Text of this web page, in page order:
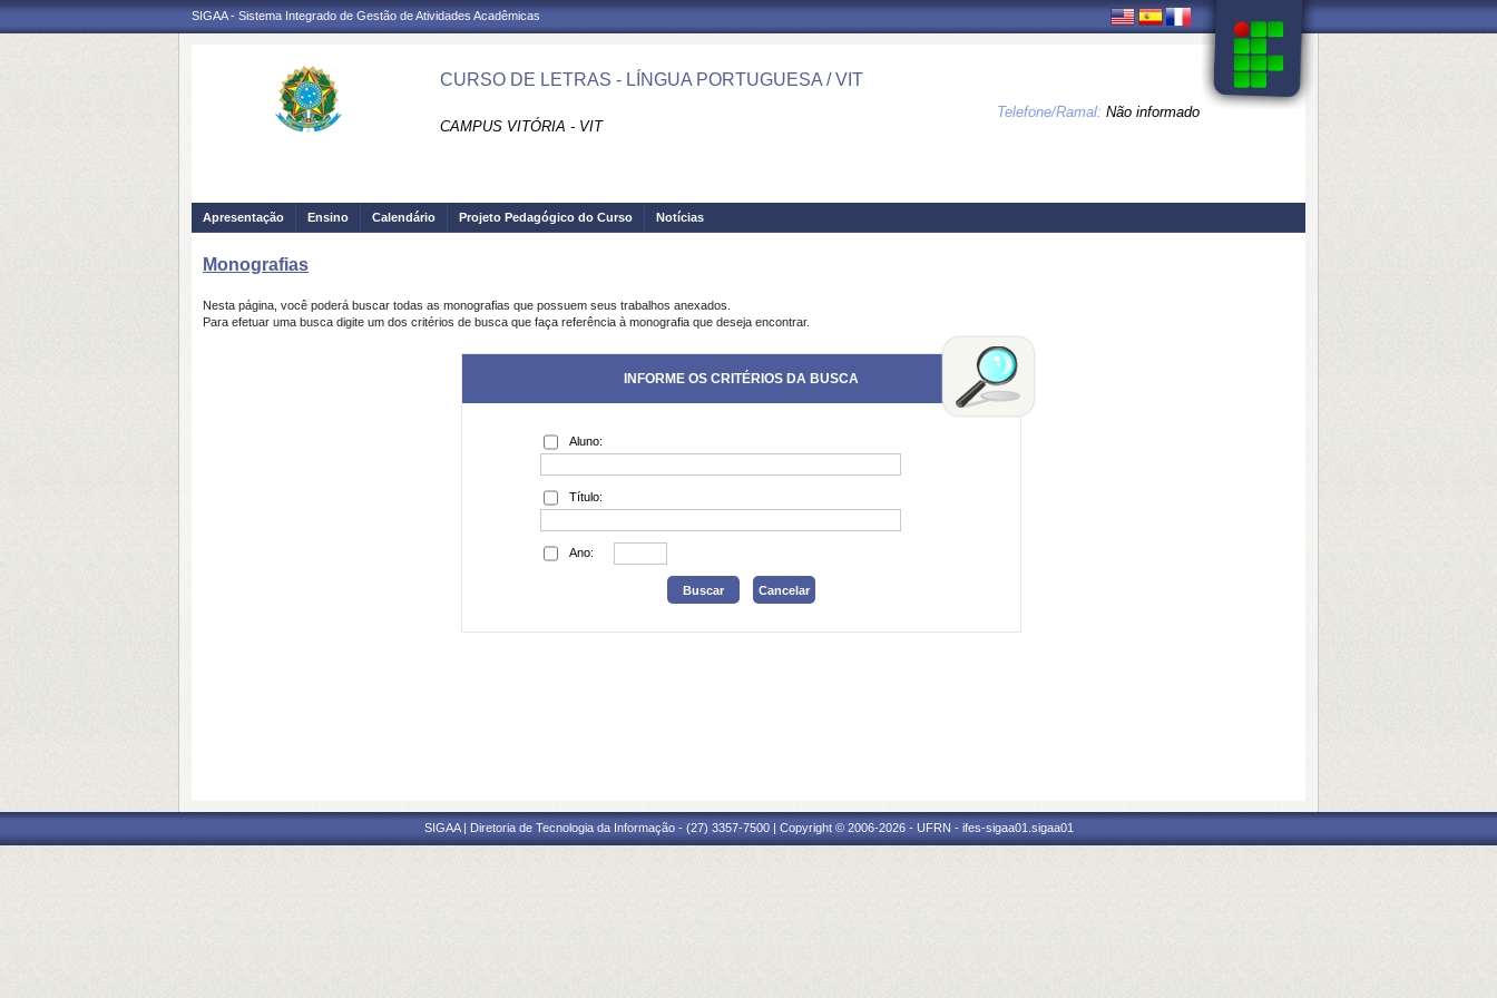
SIGAA - Sistema Integrado de Gestão de Atividades Acadêmicas
CURSO DE LETRAS - LÍNGUA PORTUGUESA / VIT
CAMPUS VITÓRIA - VIT
Telefone/Ramal: Não informado
Apresentação Ensino Calendário Projeto Pedagógico do Curso Notícias
Monografias
Nesta página, você poderá buscar todas as monografias que possuem seus trabalhos anexados.
Para efetuar uma busca digite um dos critérios de busca que faça referência à monografia que deseja encontrar.
INFORME OS CRITÉRIOS DA BUSCA
Aluno:
Título:
Ano:
SIGAA | Diretoria de Tecnologia da Informação - (27) 3357-7500 | Copyright © 2006-2026 - UFRN - ifes-sigaa01.sigaa01